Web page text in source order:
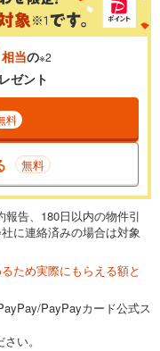
す。多くの金融機関
います。
万円
7,180万円
を入力してくださ
安です。
万円
相当の※2
ゼント
料
無料
告、180日以内の物件引
に連絡済みの場合は対象
ため実際にもらえる額と
PayPayカード公式ス
い。